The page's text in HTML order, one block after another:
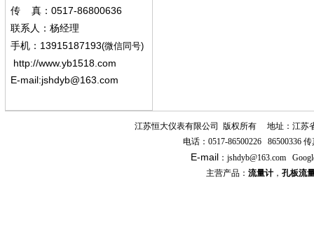
传 真： 0517-86800636
联系人：杨经理
手机 ： 13915187193(微信同号)
http://www.yb1518.com
E-mail:jshdyb@163.com
江苏恒大仪表有限公司 版权所有
地址：江苏
电话： 0517-86500226 86500336 传
E-mail ： jshdyb@163.com
主营产品： 流量计， 孔板流